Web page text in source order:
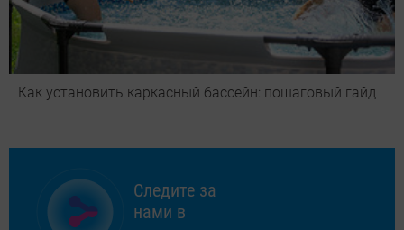
Как установить каркасный бассейн: пошаговый гайд
Следите за
нами в